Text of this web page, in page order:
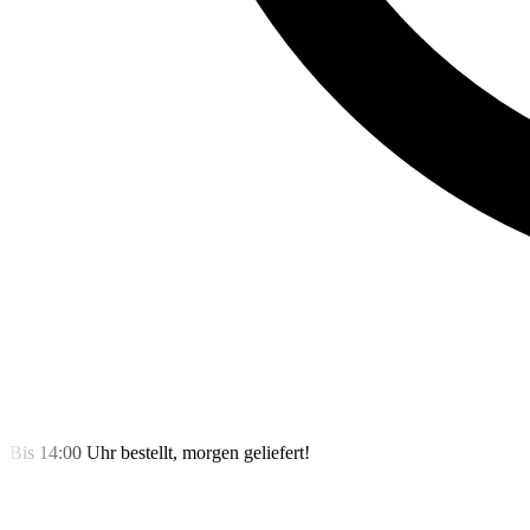
Bis 14:00 Uhr bestellt, morgen geliefert!